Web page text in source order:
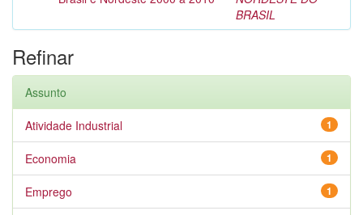
BRASIL
Refinar
Assunto
1
Atividade Industrial
1
Economia
1
Emprego